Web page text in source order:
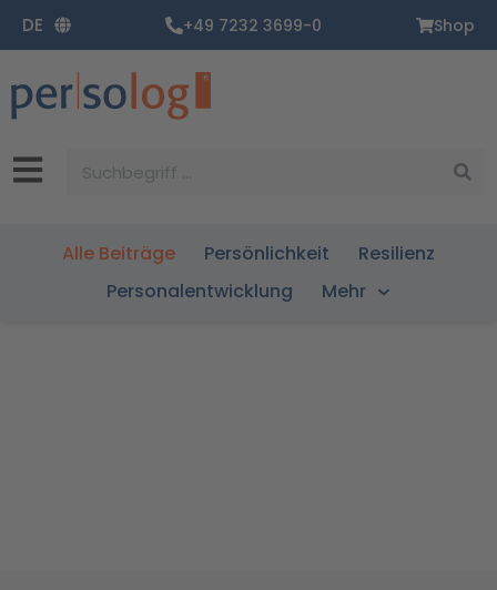
Inhalt
springen
DE +49 7232 3699-0 Shop
Alle Beiträge Persönlichkeit
Resilienz
Personalentwicklung
Mehr